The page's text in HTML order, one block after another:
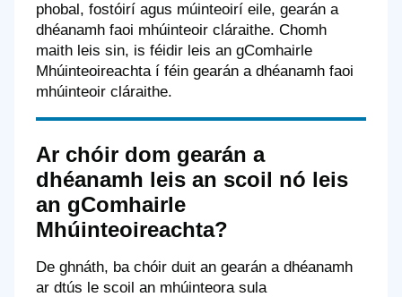
phobal, fostóirí agus múinteoirí eile, gearán a
dhéanamh faoi mhúinteoir cláraithe. Chomh
maith leis sin, is féidir leis an gComhairle
Mhúinteoireachta í féin gearán a dhéanamh faoi
mhúinteoir cláraithe.
Ar chóir dom gearán a
dhéanamh leis an scoil nó leis
an gComhairle
Mhúinteoireachta?
De ghnáth, ba chóir duit an gearán a dhéanamh
ar dtús le scoil an mhúinteora sula